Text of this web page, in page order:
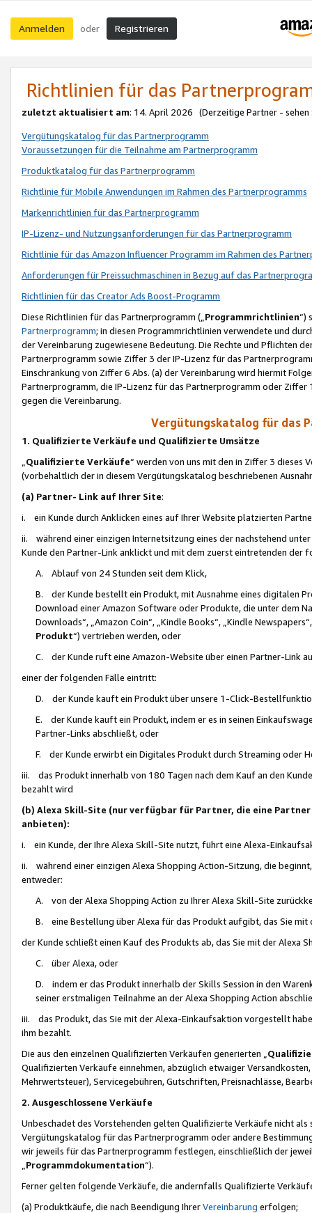
Anmelden oder Registrieren
Richtlinien für das
zuletzt aktualisiert am: 14. April 2026 (Derzeitige Partner - sehen
Vergütungskatalog für das Partnerprogramm
Voraussetzungen für die Teilnahme am Partnerprogramm
Produktkatalog für das Partnerprogramm
Richtlinie für Mobile Anwendungen im Rahmen des Partnerprogramms
Markenrichtlinien für das Partnerprogramm
IP-Lizenz- und Nutzungsanforderungen für das Partnerprogramm
Richtlinie für das Amazon Influencer Programm im Rahmen des
Anforderungen für Preissuchmaschinen in Bezug auf das
Richtlinien für das Creator Ads Boost-Programm
Diese Richtlinien für das Partnerprogramm („Programmrichtlinien“)
Partnerprogramm; in diesen Programmrichtlinien verwendete und
der Vereinbarung zugewiesene Bedeutung. Die Rechte und Pflichten
Partnerprogramm sowie Ziffer 3 der IP-Lizenz für das
Einschränkung von Ziffer 6 Abs. (a) der Vereinbarung wird hiermit
Partnerprogramm, die IP-Lizenz für das Partnerprogramm oder
gegen die Vereinbarung.
Vergütungskatalog für das
1. Qualifizierte Verkäufe und Qualifizierte Umsätze
Qualifizierte Verkäufe“ werden von uns mit den in Ziffer 3
(vorbehaltlich der in diesem Vergütungskatalog beschriebenen
(a) Partner- Link auf Ihrer Site:
i. ein Kunde durch Anklicken eines auf Ihrer Website platzierten
ii. während einer einzigen Internetsitzung eines der nachstehend
Kunde den Partner-Link anklickt und mit dem zuerst eintretenden der
A. Ablauf von 24 Stunden seit dem Klick,
B. der Kunde bestellt ein Produkt, mit Ausnahme eines digitalen
Download einer Amazon Software oder Produkte, die unter dem
Downloads“, „Amazon Coin“, „Kindle Books“, „Kindle
Produkt“) vertrieben werden, oder
C. der Kunde ruft eine Amazon-Website über einen Partner-Link
einer der folgenden Fälle eintritt:
D. der Kunde kauft ein Produkt über unsere 1-Click-
E. der Kunde kauft ein Produkt, indem er es in seinen
Partner-Links abschließt, oder
F. der Kunde erwirbt ein Digitales Produkt durch Streaming oder
iii. das Produkt innerhalb von 180 Tagen nach dem Kauf an den
bezahlt wird
(b) Alexa Skill-Site (nur verfügbar für Partner, die eine
anbieten):
i. ein Kunde, der Ihre Alexa Skill-Site nutzt, führt eine Alexa-
ii. während einer einzigen Alexa Shopping Action-Sitzung, die
entweder:
A. von der Alexa Shopping Action zu Ihrer Alexa Skill-Site
B. eine Bestellung über Alexa für das Produkt aufgibt, das Sie mit
der Kunde schließt einen Kauf des Produkts ab, das Sie mit der Alexa
C. über Alexa, oder
D. indem er das Produkt innerhalb der Skills Session in den
seiner erstmaligen Teilnahme an der Alexa Shopping Action
iii. das Produkt, das Sie mit der Alexa-Einkaufsaktion vorgestellt
ihm bezahlt.
Die aus den einzelnen Qualifizierten Verkäufen generierten „
Qualifizierten Verkäufe einnehmen, abzüglich etwaiger
Mehrwertsteuer), Servicegebühren, Gutschriften, Preisnachlässe,
2. Ausgeschlossene Verkäufe
Unbeschadet des Vorstehenden gelten Qualifizierte Verkäufe nicht
Vergütungskatalog für das Partnerprogramm oder andere
wir jeweils für das Partnerprogramm festlegen, einschließlich der
Programmdokumentation“).
Ferner gelten folgende Verkäufe, die andernfalls Qualifizierte
(a) Produktkäufe, die nach Beendigung IhrerVereinbarung erfolgen;